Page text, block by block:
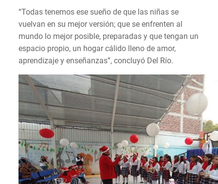
“Todas tenemos ese sueño de que las niñas se
vuelvan en su mejor versión; que se enfrenten al
mundo lo mejor posible, preparadas y que tengan un
espacio propio, un hogar cálido lleno de amor,
aprendizaje y enseñanzas”, concluyó Del Río.